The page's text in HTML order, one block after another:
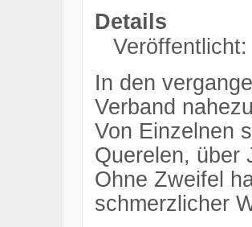
Details
In den
Verband
Von Einzelnen
Querelen, über
Ohne Zweifel
schmerzlicher